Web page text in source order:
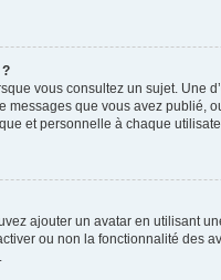
vous consultez un sujet.
que vous avez
et personnelle à chaque
ajouter un avatar en utilisant
ou non la fonctionnalité